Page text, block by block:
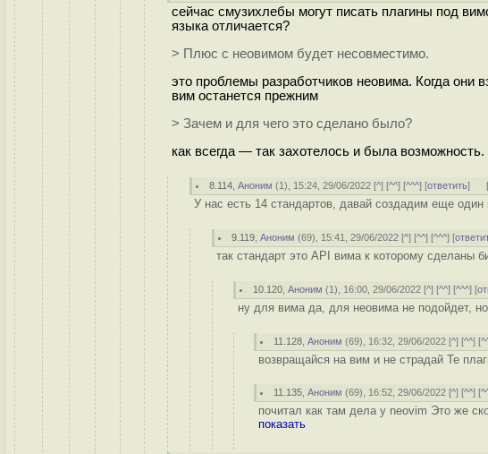
сейчас смузихлебы могут писать плагины под
языка отличается?
> Плюс с неовимом будет несовместимо.
это проблемы разработчиков неовима. Когда они
вим останется прежним
> Зачем и для чего это сделано было?
как всегда — так захотелось и была возможность.
8.114 ,Аноним (1), 15:24, 29/06/2022 [^] [^^] [^^^] [ответить]
У нас есть 14 стандартов, давай создадим еще
9.119 ,Аноним (69), 15:41, 29/06/2022 [^] [^^] [^^^] [
так стандарт это API вима к которому сделаны
10.120 ,Аноним (1), 16:00, 29/06/2022 [^] [^^] [^^^] [
ну для вима да, для неовима не подойдет,
11.128 ,Аноним (69), 16:32, 29/06/2022 [^] [^^] [
возвращайся на вим и не страдай Те
11.135 ,Аноним (69), 16:52, 29/06/2022 [^] [^^] [
почитал как там дела у neovim Это же
показать